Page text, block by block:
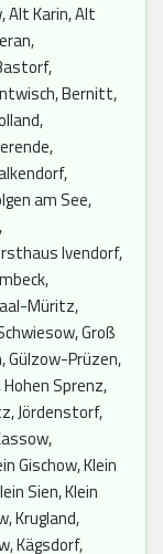
Alt Karin, Alt
Bernitt,
am See,
Ivendorf,
Müritz,
Groß
Gülzow-Prüzen,
Sprenz,
Jördenstorf,
Gischow, Klein
Sien, Klein
Krugland,
Kägsdorf,